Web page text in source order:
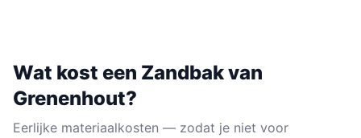
Wat kost een Zandbakvan
Grenenhout?
Eerlijke materiaalkosten — zodat je niet voor